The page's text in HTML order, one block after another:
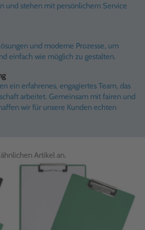
und stehen mit persönlichem Service
und moderne Prozesse, um
einfach wie möglich zu gestalten.
ein erfahrenes, engagiertes Team, das
arbeitet. Gemeinsam mit fairen und
wir für unsere Kunden echten
Artikel an.